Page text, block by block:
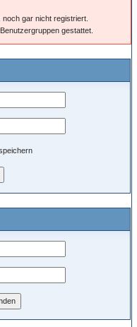
gar nicht registriert.
gestattet.